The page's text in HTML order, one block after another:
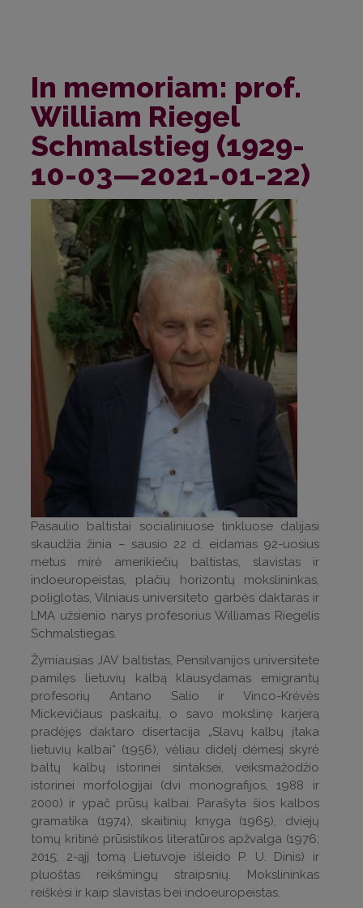
In memoriam: prof.
William Riegel
Schmalstieg (1929-
10-03—2021-01-22)
Pasaulio baltistai socialiniuose tinkluose dalijasi
skaudžia žinia – sausio 22 d. eidamas 92-uosius
metus mirė amerikiečių baltistas, slavistas ir
indoeuropeistas, plačių horizontų mokslininkas,
poliglotas, Vilniaus universiteto garbės daktaras ir
LMA užsienio narys profesorius Williamas Riegelis
Schmalstiegas.
Žymiausias JAV baltistas, Pensilvanijos universitete
pamilęs lietuvių kalbą klausydamas emigrantų
profesorių Antano Salio ir Vinco-Krėvės
Mickevičiaus paskaitų, o savo mokslinę karjerą
pradėjęs daktaro disertacija „Slavų kalbų įtaka
lietuvių kalbai“ (1956), vėliau didelį dėmesį skyrė
baltų kalbų istorinei sintaksei, veiksmažodžio
istorinei morfologijai (dvi monografijos, 1988 ir
2000) ir ypač prūsų kalbai. Parašyta šios kalbos
gramatika (1974), skaitinių knyga (1965), dviejų
tomų kritinė prūsistikos literatūros apžvalga (1976;
2015; 2-ąjį tomą Lietuvoje išleido P. U. Dinis) ir
pluoštas reikšmingų straipsnių. Mokslininkas
reiškėsi ir kaip slavistas bei indoeuropeistas.